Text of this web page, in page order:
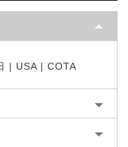
| USA | COTA